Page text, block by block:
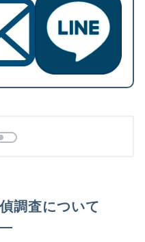
調査について